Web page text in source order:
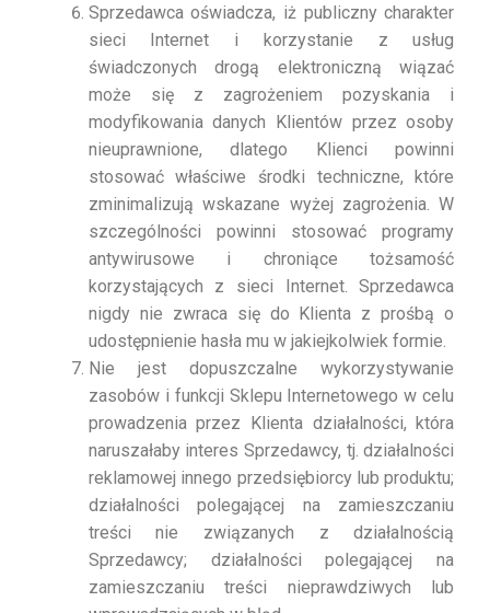
Sprzedawca oświadcza, iż publiczny charakter
sieci Internet i korzystanie z usług
świadczonych drogą elektroniczną wiązać
może się z zagrożeniem pozyskania i
modyfikowania danych Klientów przez osoby
nieuprawnione, dlatego Klienci powinni
stosować właściwe środki techniczne, które
zminimalizują wskazane wyżej zagrożenia. W
szczególności powinni stosować programy
antywirusowe i chroniące tożsamość
korzystających z sieci Internet. Sprzedawca
nigdy nie zwraca się do Klienta z prośbą o
udostępnienie hasła mu w jakiejkolwiek formie.
Nie jest dopuszczalne wykorzystywanie
zasobów i funkcji Sklepu Internetowego w celu
prowadzenia przez Klienta działalności, która
naruszałaby interes Sprzedawcy, tj. działalności
reklamowej innego przedsiębiorcy lub produktu;
działalności polegającej na zamieszczaniu
treści nie związanych z działalnością
Sprzedawcy; działalności polegającej na
zamieszczaniu treści nieprawdziwych lub